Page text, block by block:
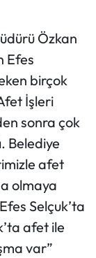
Özkan
Efes
birçok
İşleri
sonra çok
Belediye
afet
olmaya
Selçuk’ta
afet ile
var”